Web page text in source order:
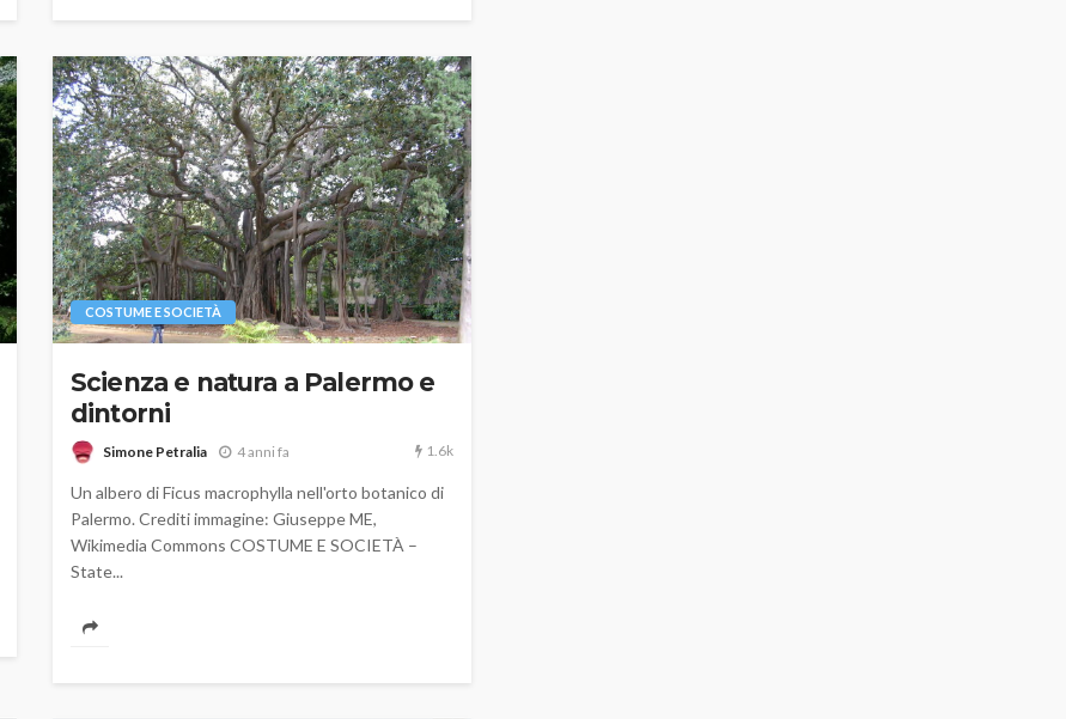
COSTUME E SOCIETÀ
Scienza e natura a Palermo e
dintorni
Simone Petralia 4 anni fa 1.6k
Un albero di Ficus macrophylla nell'orto botanico di
Palermo. Crediti immagine: Giuseppe ME,
Wikimedia Commons COSTUME E SOCIETÀ –
State...